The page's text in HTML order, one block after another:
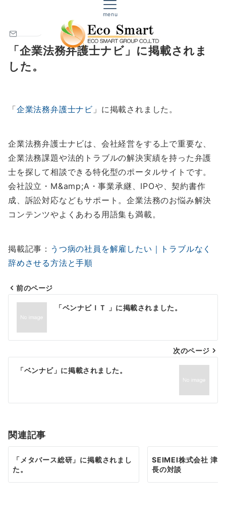
menu
株式会社エコスマート｜生命保険・損害保険
「企業法務弁護士ナビ」に掲載されま
した。
「企業法務弁護士ナビ 」に掲載されました。
企業法務弁護士ナビは、会社経営をする上で重要な、
企業法務課題や法的トラブルの解決実績を持った弁護
士を探して相談できる特化型のポータルサイトです。
会社設立・M&amp;A・事業承継、IPOや、契約書作
成、訴訟対応などもサポート。企業法務のお悩み解決
コンテンツやよくあわる用語集も満載。
掲載記事： うつ病の社員を解雇したい｜トラブルなく
辞めさせる方法と手順
投
ナ
ビ
シ
ン
前のページ
「ベンナビＩＴ 」に掲載されました。
次のページ
「ベンナビ」に掲載されました。
関連記事
「メタバース総研」に掲載されまし
た。
SEIMEI株式会社 津
長の対談